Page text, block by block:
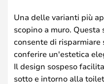
Una delle varianti più
scopino a muro.
consente di risparmiare
conferire un'estetica
Il design sospeso
sotto e intorno alla